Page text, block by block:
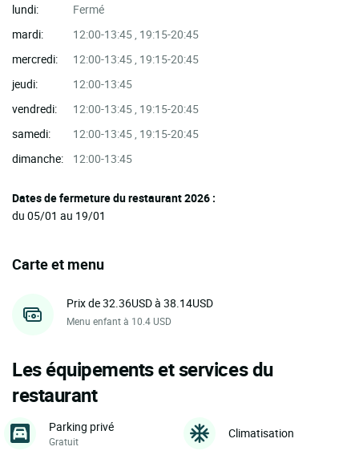
lundi:
Fermé
mardi:
12:00-13:45 , 19:15-20:45
mercredi:
12:00-13:45 , 19:15-20:45
jeudi:
12:00-13:45
vendredi:
12:00-13:45 , 19:15-20:45
samedi:
12:00-13:45 , 19:15-20:45
dimanche:
12:00-13:45
Dates de fermeture du restaurant 2026 :
du 05/01 au 19/01
Carte et menu
Prix de 32.36USD à 38.14USD
Menu enfant à 10.4 USD
Les équipements et services du
restaurant
Parking privé
Gratuit
Climatisation